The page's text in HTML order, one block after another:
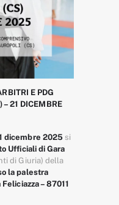
E PDG
– 21 DICEMBRE
dicembre 2025 si
Ufficiali di Gara
di Giuria) della
la palestra
– 87011